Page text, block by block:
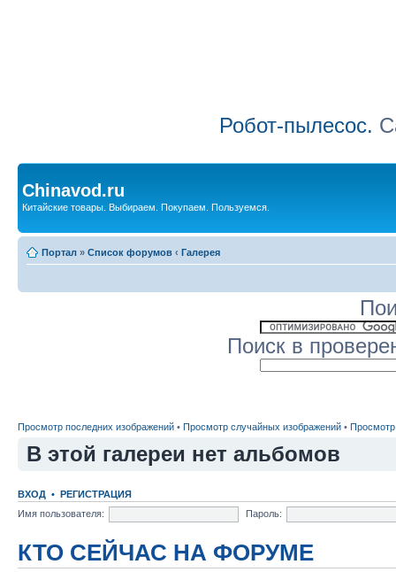
Робот-пылесос.
Chinavod.ru
Китайские товары. Выбираем. Покупаем. Пользуемся.
Портал » Список форумов ‹ Галерея
Поиск в
Просмотр последних изображений • Просмотр случайных изображений • Просмотр
В этой галереи нет альбомов
ВХОД • РЕГИСТРАЦИЯ
Имя пользователя:
Пароль:
КТО СЕЙЧАС НА ФОРУМЕ